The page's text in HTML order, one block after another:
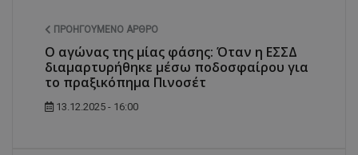
ΠΡΟΗΓΟΎΜΕΝΟ ΆΡΘΡΟ
Ο αγώνας της μίας φάσης: Όταν η ΕΣΣΔ
διαμαρτυρήθηκε μέσω ποδοσφαίρου για
το πραξικόπημα Πινοσέτ
13.12.2025 - 16:00